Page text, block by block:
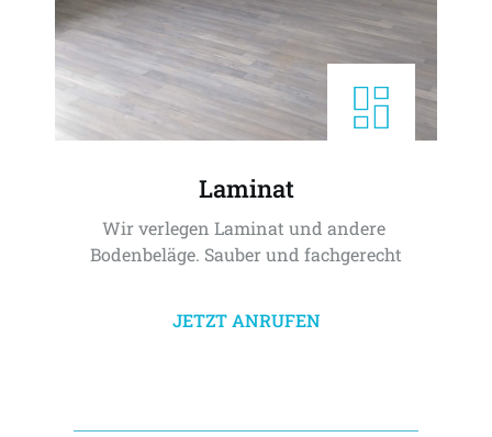
Laminat
Wir verlegen Laminat und andere
Bodenbeläge. Sauber und fachgerecht
JETZT ANRUFEN